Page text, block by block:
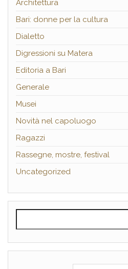
Architettura
Bari: donne per la cultura
Dialetto
Digressioni su Matera
Editoria a Bari
Generale
Musei
Novità nel capoluogo
Ragazzi
Rassegne, mostre, festival
Uncategorized